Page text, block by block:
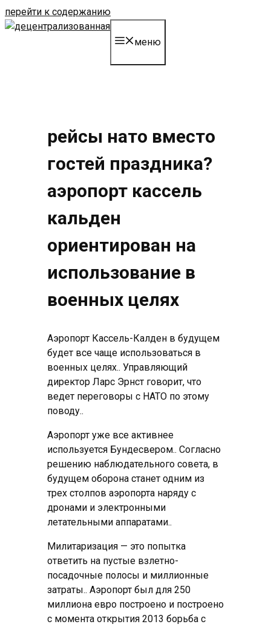
перейти к содержанию
меню
рейсы нато вместо
гостей праздника?
аэропорт кассель
кальден
ориентирован на
использование в
военных целях
Аэропорт Кассель-Калден в будущем
будет все чаще использоваться в
военных целях.. Управляющий
директор Ларс Эрнст говорит, что
ведет переговоры с НАТО по этому
поводу..
Аэропорт уже все активнее
используется Бундесвером.. Согласно
решению наблюдательного совета, в
будущем оборона станет одним из
трех столпов аэропорта наряду с
дронами и электронными
летательными аппаратами..
Милитаризация — это попытка
ответить на пустые взлетно-
посадочные полосы и миллионные
затраты.. Аэропорт был для 250
миллиона евро построено и построено
с момента открытия 2013 борьба с